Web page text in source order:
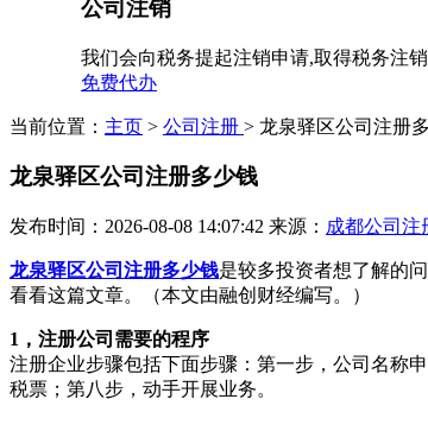
公司注销
我们会向税务提起注销申请,取得税务注
免费代办
当前位置： 主页 > 公司注册 > 龙泉驿区公司注册
龙泉驿区公司注册多少钱
发布时间：2026-08-08 14:07:42 来源： 成都公司注
龙泉驿区公司注册多少钱是较多投资者想了解的
看看这篇文章。（本文由融创财经编写。）
1，注册公司需要的程序
注册企业步骤包括下面步骤：第一步，公司名称
税票；第八步，动手开展业务。